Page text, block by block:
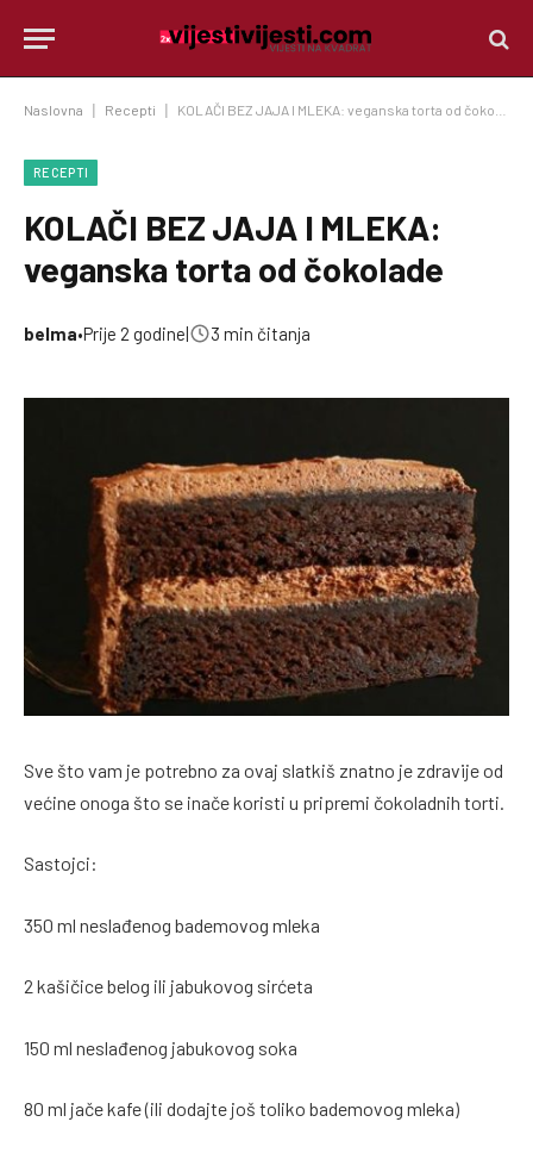
Naslovna Recepti KOLAČI BEZ JAJA I MLEKA: veganska torta od čokolade
RECEPTI
KOLAČI BEZ JAJA I MLEKA:
veganska torta od čokolade
belma•Prije 2 godine| 3 min čitanja
Sve što vam je potrebno za ovaj slatkiš znatno je zdravije od
većine onoga što se inače koristi u pripremi čokoladnih torti.
Sastojci:
350 ml neslađenog bademovog mleka
2 kašičice belog ili jabukovog sirćeta
150 ml neslađenog jabukovog soka
80 ml jače kafe (ili dodajte još toliko bademovog mleka)